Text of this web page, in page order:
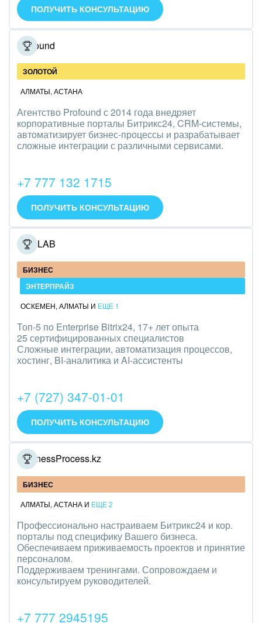
Полиграфия
Ритуальные услуги
Рынки и торговля
Связь и телекоммуникации
Финансы, бухгалтерия, банки
Химия и нефтехимия
Ювелирное дело
Юриспруденция
ПОЛУЧИТЬ КОНСУЛЬТАЦИЮ
Profound
ЗОЛОТОЙ
АЛМАТЫ, АСТАНА
Агентство Profound с 2014 года внедряет
корпоративные порталы Битрикс24, CRM-системы,
автоматизирует бизнес-процессы и разрабатывает
сложные интеграции с различными сервисами.
+7 777 132 1715
ПОЛУЧИТЬ КОНСУЛЬТАЦИЮ
ONELAB
БИЗНЕС
ЭНТЕРПРАЙЗ
ОСКЕМЕН, АЛМАТЫ И ЕЩЕ 1
Топ-5 по Enterprise Bitrix24, 17+ лет опыта
25 сертифицированных специалистов
Сложные интеграции, автоматизация процессов,
хостинг, BI-аналитика и AI-ассистенты
+7 (727) 347-01-01
ПОЛУЧИТЬ КОНСУЛЬТАЦИЮ
BusinessProcess.kz
БИЗНЕС
АЛМАТЫ, АСТАНА И ЕЩЕ 2
Профессионально настраиваем Битрикс24 и кор.
порталы под специфику Вашего бизнеса.
Обеспечиваем приживаемость проектов и принятие
персоналом.
Поддерживаем тренингами. Сопровождаем и
консультируем руководителей.
+7 777 2945195